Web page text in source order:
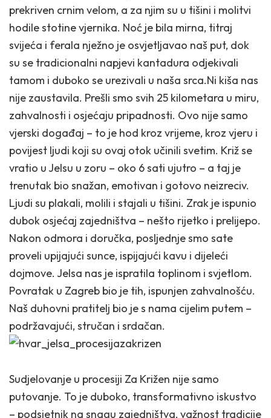
prekriven crnim velom, a za njim su u tišini i molitvi
hodile stotine vjernika. Noć je bila mirna, titraj
svijeća i ferala nježno je osvjetljavao naš put, dok
su se tradicionalni napjevi kantadura odjekivali
tamom i duboko se urezivali u naša srca.Ni kiša nas
nije zaustavila. Prešli smo svih 25 kilometara u miru,
zahvalnosti i osjećaju pripadnosti. Ovo nije samo
vjerski događaj – to je hod kroz vrijeme, kroz vjeru i
povijest ljudi koji su ovaj otok učinili svetim. Križ se
vratio u Jelsu u zoru – oko 6 sati ujutro – a taj je
trenutak bio snažan, emotivan i gotovo neizreciv.
Ljudi su plakali, molili i stajali u tišini. Zrak je ispunio
dubok osjećaj zajedništva – nešto rijetko i prelijepo.
Nakon odmora i doručka, posljednje smo sate
proveli upijajući sunce, ispijajući kavu i dijeleći
dojmove. Jelsa nas je ispratila toplinom i svjetlom.
Povratak u Zagreb bio je tih, ispunjen zahvalnošću.
Naš duhovni pratitelj bio je s nama cijelim putem –
podržavajući, stručan i srdačan.
Sudjelovanje u procesiji Za Križen nije samo
putovanje. To je duboko, transformativno iskustvo
– podsjetnik na snagu zajedništva, važnost tradicije